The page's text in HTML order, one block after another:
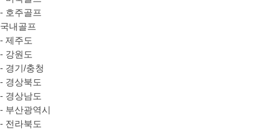
- 호주골프
국내골프
- 제주도
- 강원도
- 경기/충청
- 경상북도
- 경상남도
- 부산광역시
- 전라북도